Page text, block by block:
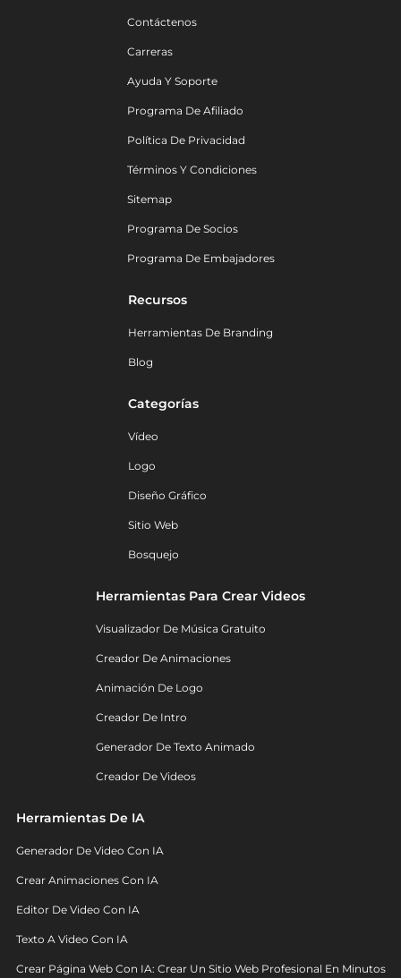
Contáctenos
Carreras
Ayuda Y Soporte
Programa De Afiliado
Política De Privacidad
Términos Y Condiciones
Sitemap
Programa De Socios
Programa De Embajadores
Recursos
Herramientas De Branding
Blog
Categorías
Vídeo
Logo
Diseño Gráfico
Sitio Web
Bosquejo
Herramientas Para Crear Videos
Visualizador De Música Gratuito
Creador De Animaciones
Animación De Logo
Creador De Intro
Generador De Texto Animado
Creador De Videos
Herramientas De IA
Generador De Video Con IA
Crear Animaciones Con IA
Editor De Video Con IA
Texto A Video Con IA
Crear Página Web Con IA: Crear Un Sitio Web Profesional En Minutos